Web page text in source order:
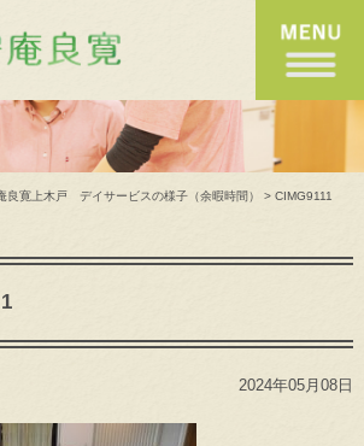
寛上木戸 デイサービスの様子（余暇時間） > CIMG9111
2024年05月08日